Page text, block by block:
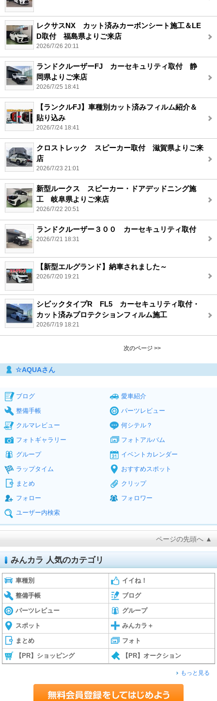
レクサスNX カット済みカーボンシート施工＆LE
D取付 福島県よりご来店
2026/7/26 20:11
ランドクルーザーFJ カーセキュリティ取付 静
岡県よりご来店
2026/7/25 18:41
【ランクルFJ】車種別カット済みフィルム紹介＆
貼り込み
2026/7/24 18:41
クロストレック スピーカー取付 滋賀県よりご来
店
2026/7/23 21:01
新型ルークス スピーカー・ドアデッドニング施
工 岐阜県よりご来店
2026/7/22 20:51
ランドクルーザー３００ カーセキュリティ取付
2026/7/21 18:31
【新型エルグランド】納車されました～
2026/7/20 19:21
シビックタイプR FL5 カーセキュリティ取付・
カット済みプロテクションフィルム施工
2026/7/19 18:21
次のページ >>
☆AQUAさん
ブログ
愛車紹介
整備手帳
パーツレビュー
クルマレビュー
何シテル？
フォトギャラリー
フォトアルバム
グループ
イベントカレンダー
ラップタイム
おすすめスポット
まとめ
クリップ
フォロー
フォロワー
ユーザー内検索
ページの先頭へ ▲
みんカラ 人気のカテゴリ
車種別 イイね！
整備手帳 ブログ
パーツレビュー グループ
スポット みんカラ＋
まとめ フォト
【PR】ショッピング 【PR】オークション
もっと見る